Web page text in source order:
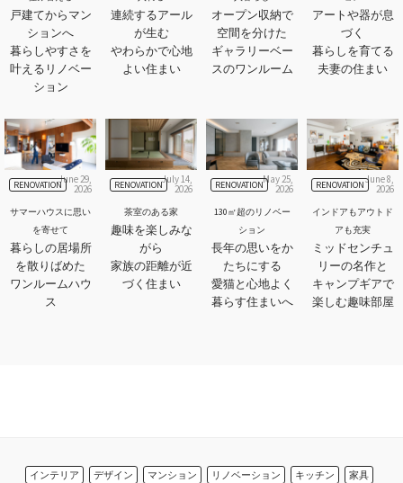
戸建てからマン
ションへ
暮らしやすさを
叶えるリノベー
ション
連続するアール
が生む
やわらかで心地
よい住まい
オープン収納で
空間を分けた
ギャラリーベー
スのワンルーム
アートや器が息
づく
暮らしを育てる
夫妻の住まい
RENOVATIONJune 29,
2026
サマーハウスに思い
を寄せて
暮らしの居場所
を散りばめた
ワンルームハウ
ス
RENOVATIONJuly 14,
2026
茶室のある家
趣味を楽しみな
がら
家族の距離が近
づく住まい
RENOVATIONMay 25,
2026
130㎡超のリノベー
ション
長年の思いをか
たちにする
愛猫と心地よく
暮らす住まいへ
RENOVATIONJune 8,
2026
インドアもアウトド
アも充実
ミッドセンチュ
リーの名作と
キャンプギアで
楽しむ趣味部屋
インテリア デザイン マンション リノベーション キッチン
家具